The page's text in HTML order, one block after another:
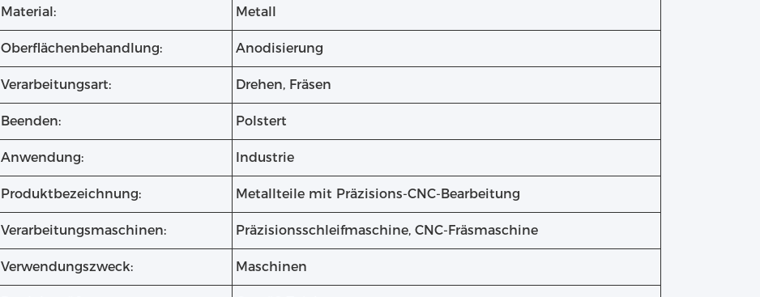
Material: Metall
Oberflächenbehandlung: Anodisierung
Verarbeitungsart: Drehen, Fräsen
Beenden: Polstert
Anwendung: Industrie
Produktbezeichnung: Metallteile mit Präzisions-CNC-Bearbeitung
Verarbeitungsmaschinen: Präzisionsschleifmaschine, CNC-Fräsmaschine
Verwendungszweck: Maschinen